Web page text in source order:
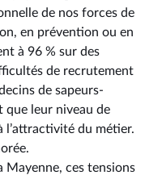
de nos forces de
en prévention ou en
à 96 % sur des
de recrutement
de sapeurs-
que leur niveau de
du métier.
Mayenne, ces tensions